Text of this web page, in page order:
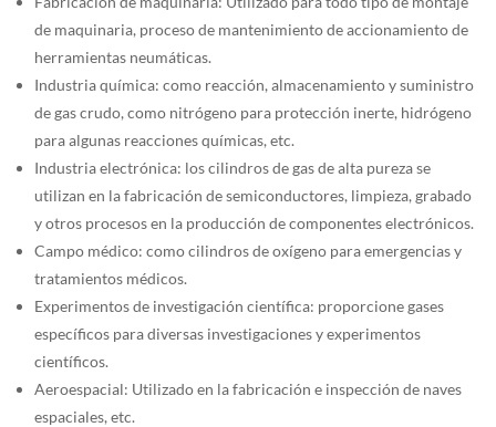
de maquinaria, proceso de mantenimiento de accionamiento de
herramientas neumáticas.
Industria química: como reacción, almacenamiento y suministro
de gas crudo, como nitrógeno para protección inerte, hidrógeno
para algunas reacciones químicas, etc.
Industria electrónica: los cilindros de gas de alta pureza se
utilizan en la fabricación de semiconductores, limpieza, grabado
y otros procesos en la producción de componentes electrónicos.
Campo médico: como cilindros de oxígeno para emergencias y
tratamientos médicos.
Experimentos de investigación científica: proporcione gases
específicos para diversas investigaciones y experimentos
científicos.
Aeroespacial: Utilizado en la fabricación e inspección de naves
espaciales, etc.